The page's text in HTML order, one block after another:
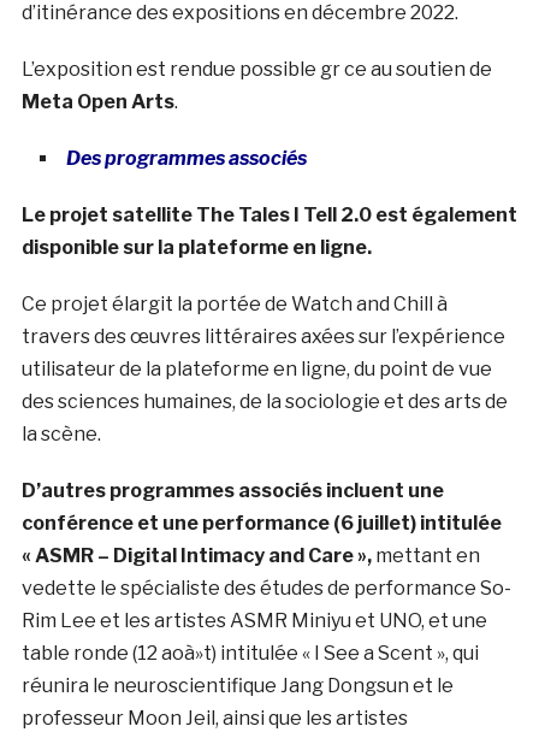
d’itinérance des expositions en décembre 2022.
L’exposition est rendue possible gr ce au soutien de
Meta Open Arts.
Des programmes associés
Le projet satellite The Tales I Tell 2.0 est également
disponible sur la plateforme en ligne.
Ce projet élargit la portée de Watch and Chill à
travers des œuvres littéraires axées sur l’expérience
utilisateur de la plateforme en ligne, du point de vue
des sciences humaines, de la sociologie et des arts de
la scène.
D’autres programmes associés incluent une
conférence et une performance (6 juillet) intitulée
« ASMR – Digital Intimacy and Care »,mettant en
vedette le spécialiste des études de performance So-
Rim Lee et les artistes ASMR Miniyu et UNO, et une
table ronde (12 aoà»t) intitulée « I See a Scent », qui
réunira le neuroscientifique Jang Dongsun et le
professeur Moon Jeil, ainsi que les artistes